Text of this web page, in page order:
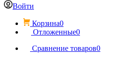
Войти
Корзина0
Отложенные0
Сравнение товаров0